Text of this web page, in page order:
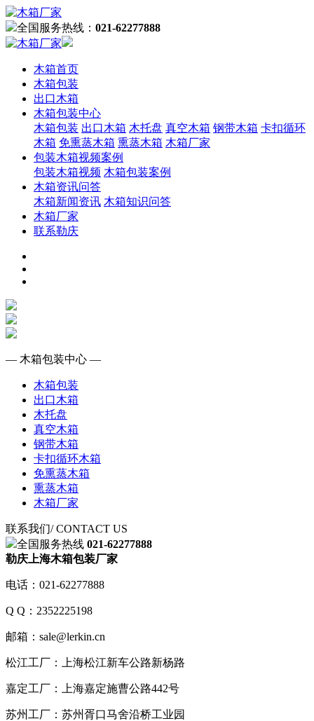
全国服务热线： 021-62277888
木箱首页
木箱包装
出口木箱
木箱包装中心
木箱包装 出口木箱 木托盘 真空木箱 钢带木箱 卡扣循环
木箱 免熏蒸木箱 熏蒸木箱 木箱厂家
包装木箱视频案例
包装木箱视频 木箱包装案例
木箱资讯问答
木箱新闻资讯 木箱知识问答
木箱厂家
联系勒庆
— 木箱包装中心 —
木箱包装
出口木箱
木托盘
真空木箱
钢带木箱
卡扣循环木箱
免熏蒸木箱
熏蒸木箱
木箱厂家
联系我们/ CONTACT US
全国服务热线 021-62277888
勒庆上海木箱包装厂家
电话：021-62277888
Q Q：2352225198
邮箱：sale@lerkin.cn
松江工厂：上海松江新车公路新杨路
嘉定工厂：上海嘉定施曹公路442号
苏州工厂：苏州胥口马舍沿桥工业园